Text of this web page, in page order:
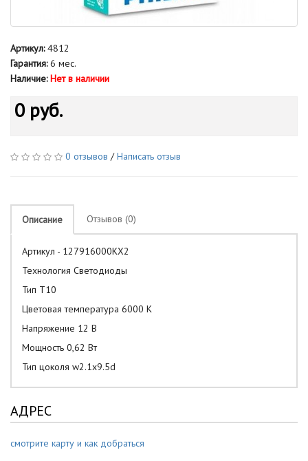
Артикул:4812
Гарантия:6 мес.
Наличие: Нет в наличии
0 руб.
0 отзывов /Написать отзыв
Описание Отзывов (0)
Артикул - 127916000KX2
Технология Светодиоды
Тип T10
Цветовая температура 6000 K
Напряжение 12 В
Мощность 0,62 Вт
Тип цоколя w2.1x9.5d
АДРЕС
смотрите карту и как добраться